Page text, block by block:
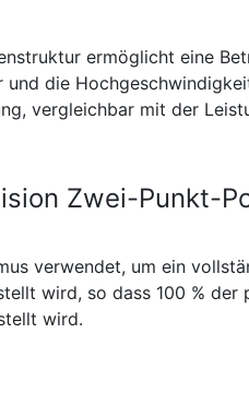
ermöglicht eine
die
vergleichbar mit der
Zwei-Punkt-
verwendet, um ein
wird, so dass 100 % der
wird.